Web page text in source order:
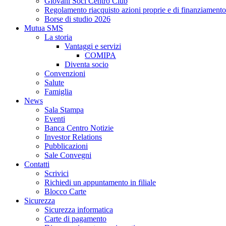
Regolamento riacquisto azioni proprie e di finanziamento
Borse di studio 2026
Mutua SMS
La storia
Vantaggi e servizi
COMIPA
Diventa socio
Convenzioni
Salute
Famiglia
News
Sala Stampa
Eventi
Banca Centro Notizie
Investor Relations
Pubblicazioni
Sale Convegni
Contatti
Scrivici
Richiedi un appuntamento in filiale
Blocco Carte
Sicurezza
Sicurezza informatica
Carte di pagamento